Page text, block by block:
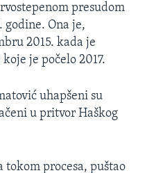
presudom
godine. Ona je,
2015. kada je
je počelo 2017.
uhapšeni su
u pritvor Haškog
tokom procesa, puštao